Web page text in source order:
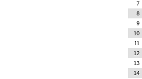
7
8
9
10
11
12
13
14